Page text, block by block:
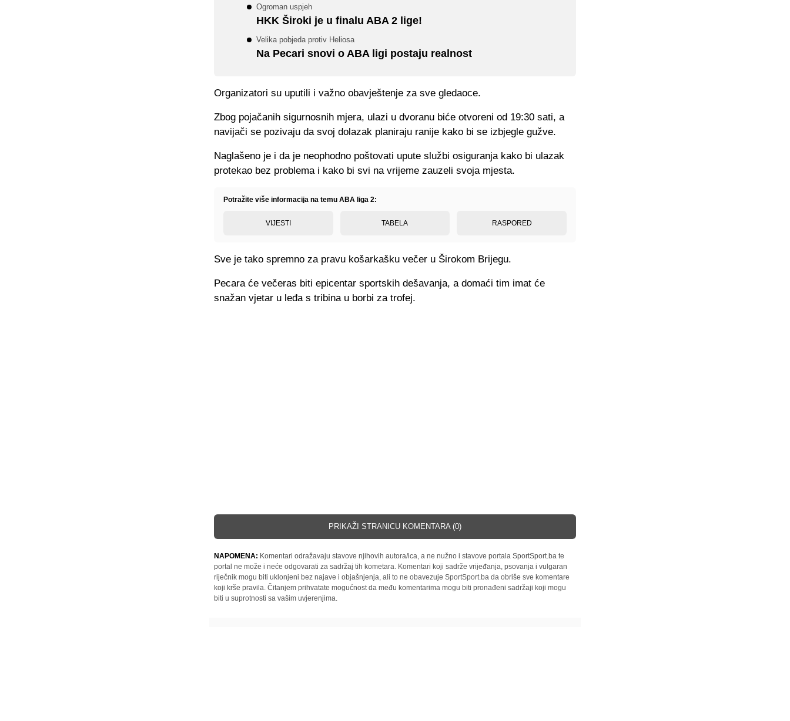
Ogroman uspjeh
HKK Široki je u finalu ABA 2 lige!
Velika pobjeda protiv Heliosa
Na Pecari snovi o ABA ligi postaju realnost
Organizatori su uputili i važno obavještenje za sve gledaoce.
Zbog pojačanih sigurnosnih mjera, ulazi u dvoranu biće otvoreni od 19:30 sati, a
navijači se pozivaju da svoj dolazak planiraju ranije kako bi se izbjegle gužve.
Naglašeno je i da je neophodno poštovati upute službi osiguranja kako bi ulazak
protekao bez problema i kako bi svi na vrijeme zauzeli svoja mjesta.
Potražite više informacija na temu ABA liga 2:
VIJESTI TABELA RASPORED
Sve je tako spremno za pravu košarkašku večer u Širokom Brijegu.
Pecara će večeras biti epicentar sportskih dešavanja, a domaći tim imat će
snažan vjetar u leđa s tribina u borbi za trofej.
PRIKAŽI STRANICU KOMENTARA (0)
NAPOMENA: Komentari odražavaju stavove njihovih autora/ica, a ne nužno i stavove portala SportSport.ba te
portal ne može i neće odgovarati za sadržaj tih kometara. Komentari koji sadrže vrijeđanja, psovanja i vulgaran
riječnik mogu biti uklonjeni bez najave i objašnjenja, ali to ne obavezuje SportSport.ba da obriše sve komentare
koji krše pravila. Čitanjem prihvatate mogućnost da među komentarima mogu biti pronađeni sadržaji koji mogu
biti u suprotnosti sa vašim uvjerenjima.